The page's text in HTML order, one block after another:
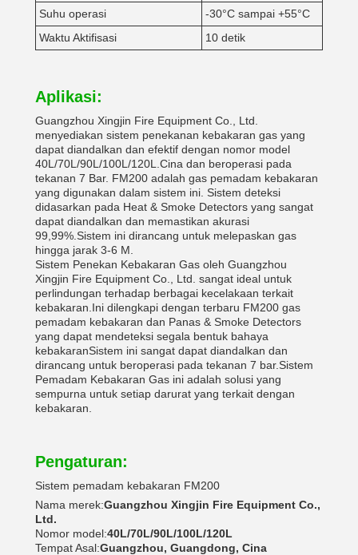
Suhu operasi
-30°C sampai +55°C
Waktu Aktifisasi
10 detik
Aplikasi:
Guangzhou Xingjin Fire Equipment Co., Ltd.
menyediakan sistem penekanan kebakaran gas yang
dapat diandalkan dan efektif dengan nomor model
40L/70L/90L/100L/120L.Cina dan beroperasi pada
tekanan 7 Bar. FM200 adalah gas pemadam kebakaran
yang digunakan dalam sistem ini. Sistem deteksi
didasarkan pada Heat & Smoke Detectors yang sangat
dapat diandalkan dan memastikan akurasi
99,99%.Sistem ini dirancang untuk melepaskan gas
hingga jarak 3-6 M.
Sistem Penekan Kebakaran Gas oleh Guangzhou
Xingjin Fire Equipment Co., Ltd. sangat ideal untuk
perlindungan terhadap berbagai kecelakaan terkait
kebakaran.Ini dilengkapi dengan terbaru FM200 gas
pemadam kebakaran dan Panas & Smoke Detectors
yang dapat mendeteksi segala bentuk bahaya
kebakaranSistem ini sangat dapat diandalkan dan
dirancang untuk beroperasi pada tekanan 7 bar.Sistem
Pemadam Kebakaran Gas ini adalah solusi yang
sempurna untuk setiap darurat yang terkait dengan
kebakaran.
Pengaturan:
Sistem pemadam kebakaran FM200
Nama merek:Guangzhou Xingjin Fire Equipment Co.,
Ltd.
Nomor model:40L/70L/90L/100L/120L
Tempat Asal:Guangzhou, Guangdong, Cina